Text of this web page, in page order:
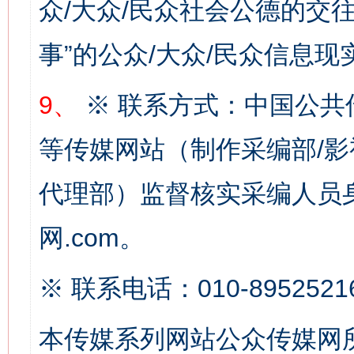
众/大众/民众社会公德的交
事”的公众/大众/民众信息现
9、
※ 联系方式：中国公共
等传媒网站（制作采编部/
代理部）监督核实采编人员
网.com。
※ 联系电话：010-
本传媒系列网站公众传媒
“刷贴”乱象丛生
生